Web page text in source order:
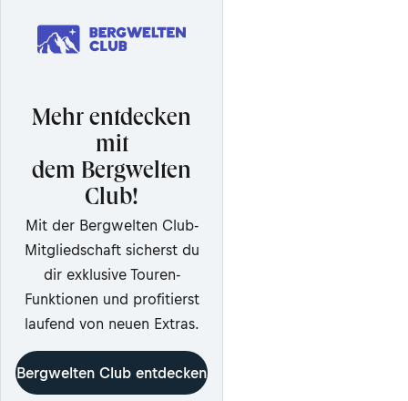
Mehr entdecken
mit
dem Bergwelten
Club!
Mit der Bergwelten Club-
Mitgliedschaft sicherst du
dir exklusive Touren-
Funktionen und profitierst
laufend von neuen Extras.
Bergwelten Club entdecken